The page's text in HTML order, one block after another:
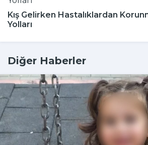
Kış Gelirken Hastalıklardan
Yolları
Diğer Haberler